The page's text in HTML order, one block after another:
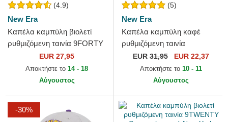
(4.9)
New Era
Καπέλα καμπύλη βιολετί
ρυθμιζόμενη ταινία 9FORTY
The League από Los Angeles
Lakers NBA από New Era
EUR 27,95
Αποκτήστε το 14 - 18
Αύγουστος
(5)
New Era
Καπέλα καμπύλη καφέ
ρυθμιζόμενη ταινία
9TWENTY Draft 2024 από
Los Angeles Lakers NBA από
EUR 31,95 EUR 22,37
Αποκτήστε το 10 - 11
Αύγουστος
-30%